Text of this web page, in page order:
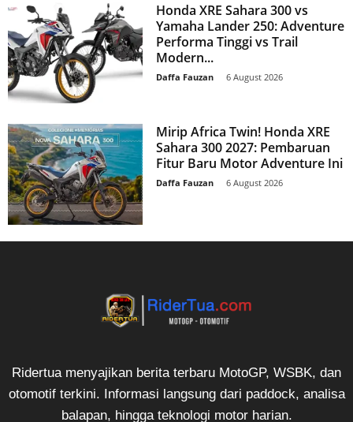
Honda XRE Sahara 300 vs
Yamaha Lander 250: Adventure
Performa Tinggi vs Trail
Modern...
Daffa Fauzan 6 August 2026
Mirip Africa Twin! Honda XRE
Sahara 300 2027: Pembaruan
Fitur Baru Motor Adventure Ini
Daffa Fauzan 6 August 2026
Ridertua menyajikan berita terbaru MotoGP, WSBK, dan
otomotif terkini. Informasi langsung dari paddock, analisa
balapan, hingga teknologi motor harian.